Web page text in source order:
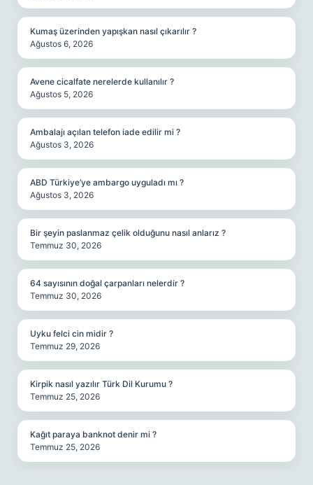
Kumaş üzerinden yapışkan nasıl çıkarılır ?
Ağustos 6, 2026
Avene cicalfate nerelerde kullanılır ?
Ağustos 5, 2026
Ambalajı açılan telefon iade edilir mi ?
Ağustos 3, 2026
ABD Türkiye’ye ambargo uyguladı mı ?
Ağustos 3, 2026
Bir şeyin paslanmaz çelik olduğunu nasıl anlarız ?
Temmuz 30, 2026
64 sayısının doğal çarpanları nelerdir ?
Temmuz 30, 2026
Uyku felci cin midir ?
Temmuz 29, 2026
Kirpik nasıl yazılır Türk Dil Kurumu ?
Temmuz 25, 2026
Kağıt paraya banknot denir mi ?
Temmuz 25, 2026